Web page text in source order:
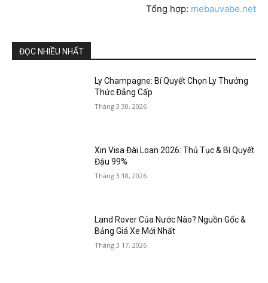
Tổng hợp: mebauvabe.net
ĐỌC NHIỀU NHẤT
Ly Champagne: Bí Quyết Chọn Ly Thưởng
Thức Đẳng Cấp
Tháng 3 30, 2026
Xin Visa Đài Loan 2026: Thủ Tục & Bí Quyết
Đậu 99%
Tháng 3 18, 2026
Land Rover Của Nước Nào? Nguồn Gốc &
Bảng Giá Xe Mới Nhất
Tháng 3 17, 2026